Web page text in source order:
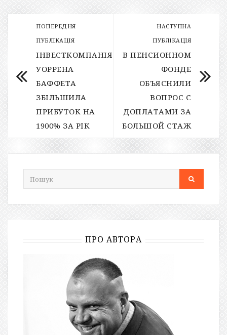
ПОПЕРЕДНЯ
ПУБЛІКАЦІЯ
ІНВЕСТКОМПАНІЯ
УОРРЕНА
БАФФЕТА
ЗБІЛЬШИЛА
ПРИБУТОК НА
1900% ЗА РІК
НАСТУПНА
ПУБЛІКАЦІЯ
В ПЕНСИОННОМ
ФОНДЕ
ОБЪЯСНИЛИ
ВОПРОС С
ДОПЛАТАМИ ЗА
БОЛЬШОЙ СТАЖ
ПРО АВТОРА